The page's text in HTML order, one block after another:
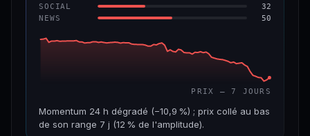
CONFIANCE 67/100
SOCIAL 32
NEWS 50
PRIX — 7 JOURS
Momentum 24 h dégradé (−10,9 %) ; prix collé au bas
de son range 7 j (12 % de l'amplitude).